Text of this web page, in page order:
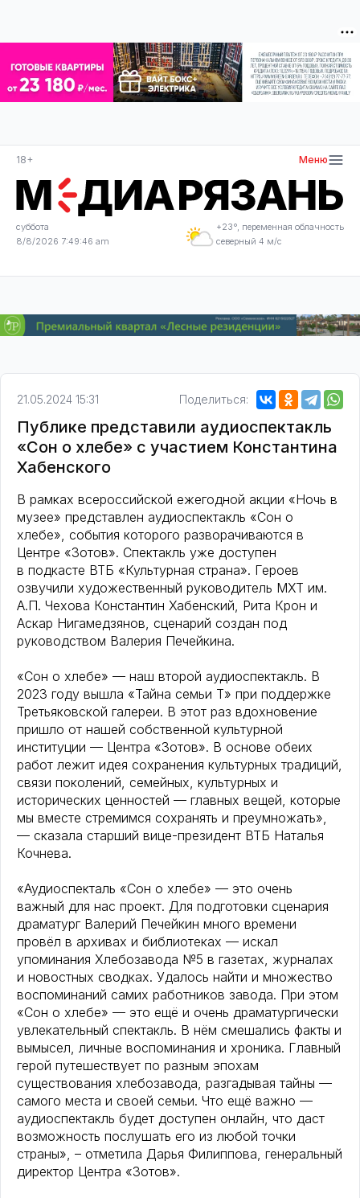
18+ Меню
суббота
8/8/2026 7:49:47 am
+23°, переменная облачность
северный 4 м/с
21.05.2024 15:31 Поделиться:
Публике представили аудиоспектакль
«Сон о хлебе» с участием Константина
Хабенского
В рамках всероссийской ежегодной акции «Ночь в
музее» представлен аудиоспектакль «Сон о
хлебе», события которого разворачиваются в
Центре «Зотов». Спектакль уже доступен
в подкасте ВТБ «Культурная страна». Героев
озвучили художественный руководитель МХТ им.
А.П. Чехова Константин Хабенский, Рита Крон и
Аскар Нигамедзянов, сценарий создан под
руководством Валерия Печейкина.
«Сон о хлебе» — наш второй аудиоспектакль. В
2023 году вышла «Тайна семьи Т» при поддержке
Третьяковской галереи. В этот раз вдохновение
пришло от нашей собственной культурной
институции — Центра «Зотов». В основе обеих
работ лежит идея сохранения культурных традиций,
связи поколений, семейных, культурных и
исторических ценностей — главных вещей, которые
мы вместе стремимся сохранять и преумножать»,
— сказала старший вице-президент ВТБ Наталья
Кочнева.
«Аудиоспекталь «Сон о хлебе» — это очень
важный для нас проект. Для подготовки сценария
драматург Валерий Печейкин много времени
провёл в архивах и библиотеках — искал
упоминания Хлебозавода №5 в газетах, журналах
и новостных сводках. Удалось найти и множество
воспоминаний самих работников завода. При этом
«Сон о хлебе» — это ещё и очень драматургически
увлекательный спектакль. В нём смешались факты и
вымысел, личные воспоминания и хроника. Главный
герой путешествует по разным эпохам
существования хлебозавода, разгадывая тайны —
самого места и своей семьи. Что ещё важно —
аудиоспектакль будет доступен онлайн, что даст
возможность послушать его из любой точки
страны», – отметила Дарья Филиппова, генеральный
директор Центра «Зотов».